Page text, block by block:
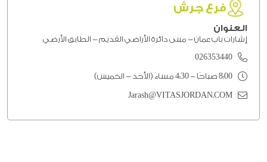
فرع جرش
العنوان
إشارات باب عمان - مبنى دائرة الأراضي القديم - الطابق الأرضي
026353440
8:00 صباحًا - 4:30 مساءً (الأحد - الخميس)
Jarash@VITASJORDAN.COM